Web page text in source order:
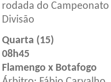
rodada do
Divisão
Quarta (15)
08h45
Flamengo x Botafogo